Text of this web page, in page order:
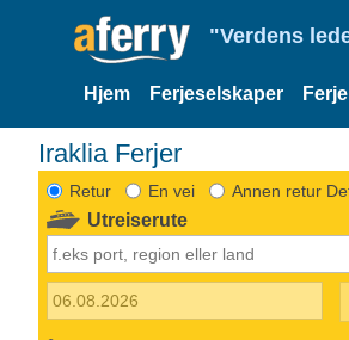
"Verdens
Hjem Ferjeselskaper
Iraklia Ferjer
Retur En vei Annen retur
Utreiserute